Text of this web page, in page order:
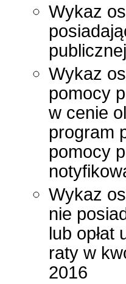
Wykaz
Wykaz
pomocy
w cenie
program
pomocy
Wykaz
nie
lub opłat
raty w
2016